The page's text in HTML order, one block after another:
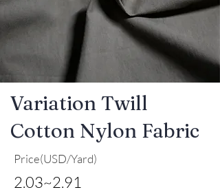
Variation Twill
Cotton Nylon Fabric
Price(USD/Yard)
2.03~2.91